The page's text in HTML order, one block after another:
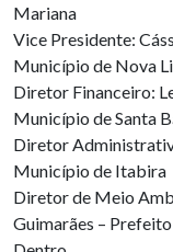
Mariana
Vice Presidente:
Município de Nova
Diretor Financeiro:
Município de Santa
Diretor
Município de Itabira
Diretor de Meio
Guimarães –